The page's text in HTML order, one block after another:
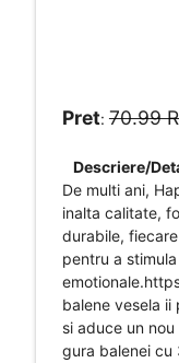
Pret: 70.99
Descriere/
De multi ani,
inalta calitate,
durabile,
pentru a
balene vesela ii
si aduce un
gura balenei cu